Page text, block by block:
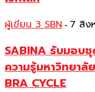
ผู้เขียน 3 SBN - 7 สิง
SABINA รับมอบ
ความรู้มหาวิทยาลั
BRA CYCLE